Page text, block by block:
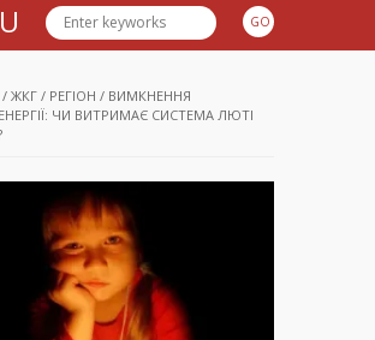
/ ЖКГ / РЕГІОН / ВИМКНЕННЯ
ЧИ ВИТРИМАЄ СИСТЕМА ЛЮТІ